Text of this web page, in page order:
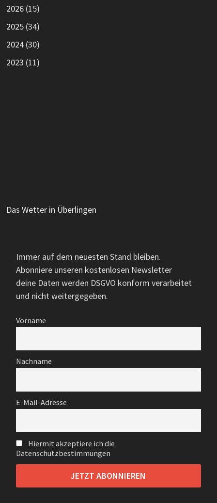
2026(15)
2025(34)
2024(30)
2023 (11)
Das Wetter in Überlingen
Immer auf dem neuesten Stand bleiben.
Abonniere unseren kostenlosen Newsletter
deine Daten werden DSGVO konform verarbeitet
und nicht weitergegeben.
Vorname
Nachname
E-Mail-Adresse
Hiermit akzeptiere ich die
Datenschutzbestimmungen